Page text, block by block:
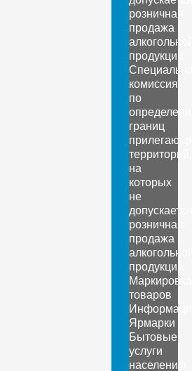
розничная
продажа
продукции
комиссия
по
границ
территорий,
на
которых
не
допускается
розничная
продажа
продукции
Маркировка
товаров
Ярмарки
Бытовые
услуги
населению